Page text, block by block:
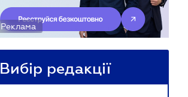
Реклама
Вибір редакції